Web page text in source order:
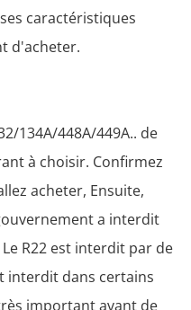
caractéristiques
d'acheter.
134A/448A/449A.. de
à choisir. Confirmez
acheter, Ensuite,
a interdit
R22 est interdit par de
interdit dans certains
important avant de